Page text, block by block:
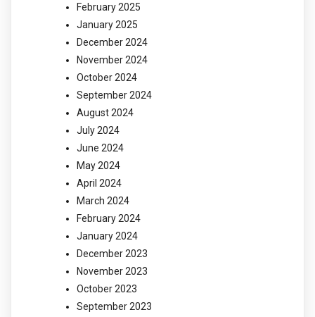
February 2025
January 2025
December 2024
November 2024
October 2024
September 2024
August 2024
July 2024
June 2024
May 2024
April 2024
March 2024
February 2024
January 2024
December 2023
November 2023
October 2023
September 2023